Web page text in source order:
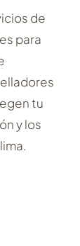
de
para
tu
y los